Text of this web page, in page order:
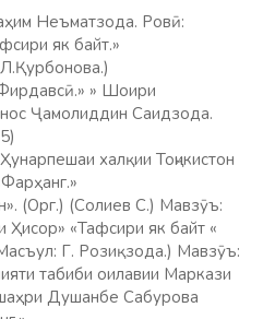
Неъматзода. Ровӣ:
як байт.»
» Шоири
Ҷамолиддин Саидзода.
халқии Тоҷикистон
(Орг.) (Солиев С.) Мавзӯъ:
«Тафсири як байт «
Г. Розиқзода.) Мавзӯъ:
табиби оилавии Маркази
Душанбе Сабурова